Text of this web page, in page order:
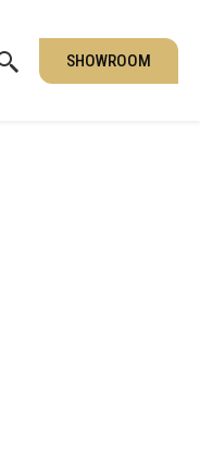
SHOWROOM